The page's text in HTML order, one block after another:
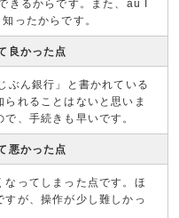
きるからです。また、au I
ったからです。
良かった点
ぶん銀行」と書かれている
れることはないと思いま
、手続きも早いです。
悪かった点
ってしまった点です。ほ
が、操作が少し難しかっ